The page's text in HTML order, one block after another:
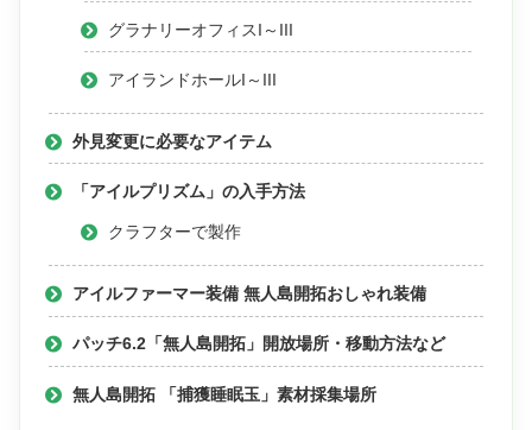
グラナリーオフィスI～III
アイランドホールI～III
外見変更に必要なアイテム
「アイルプリズム」の入手方法
クラフターで製作
アイルファーマー装備 無人島開拓おしゃれ装備
パッチ6.2「無人島開拓」開放場所・移動方法など
無人島開拓 「捕獲睡眠玉」素材採集場所